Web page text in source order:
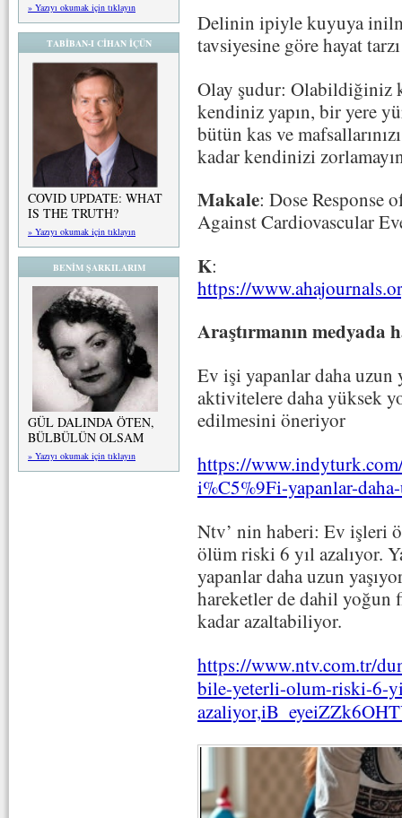
» Yazıyı okumak için tıklayın
TABİBAN-I CİHAN İÇÜN
COVID UPDATE: WHAT
IS THE TRUTH?
» Yazıyı okumak için tıklayın
BENİM ŞARKILARIM
GÜL DALINDA ÖTEN,
BÜLBÜLÜN OLSAM
» Yazıyı okumak için tıklayın
Delinin ipiyle kuyuya
tavsiyesine göre hayat
Olay şudur: Olabildiğiniz
kendiniz yapın, bir yere
bütün kas ve
kadar kendinizi
Makale: Dose Response
Against Cardiovascular
K:
https://
Araştırmanın medyada
Ev işi yapanlar daha uzun
aktivitelere daha yüksek
edilmesini öneriyor
https://
i%C5%9Fi-yapanlar-
Ntv’ nin haberi: Ev işleri
ölüm riski 6 yıl azalıyor.
yapanlar daha uzun
hareketler de dahil
kadar azaltabiliyor.
https://www.ntv.com.tr/
bile-yeterli-olum-riski-6-